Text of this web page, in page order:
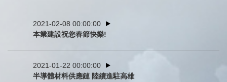
2021-02-08 00:00:00
本業建設祝您春節快樂!
2021-01-22 00:00:00
半導體材料供應鏈 陸續進駐高雄